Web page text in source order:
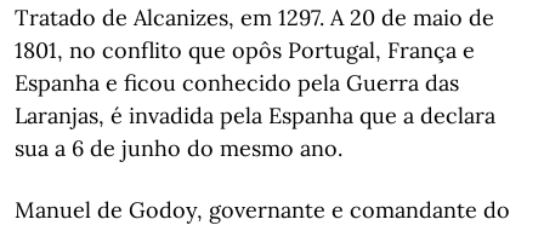
Tratado de Alcanizes, em 1297. A 20 de maio de
1801, no conflito que opôs Portugal, França e
Espanha e ficou conhecido pela Guerra das
Laranjas, é invadida pela Espanha que a declara
sua a 6 de junho do mesmo ano.
Manuel de Godoy, governante e comandante do